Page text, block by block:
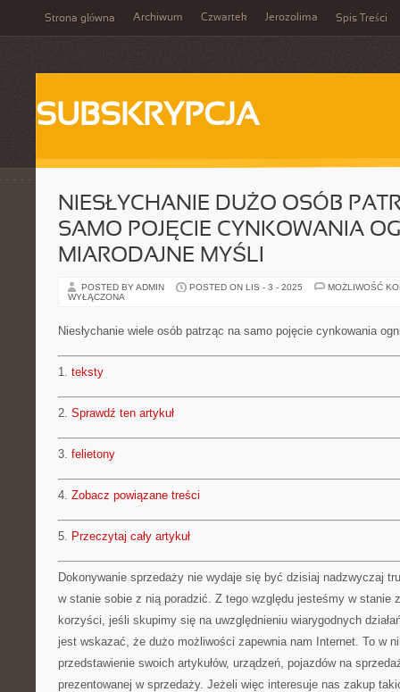
Strona główna Archiwum Czwartek Jerozolima Spis Treści
SUBSKRYPCJA
NIESŁYCHANIE DUŻO OSÓB
SAMO POJĘCIE CYNKOWANIA
MIARODAJNE MYŚLI
POSTED BY ADMIN POSTED ON LIS - 3 - 2025
MOŻLIWOŚĆ
WYŁĄCZONA
Niesłychanie wiele osób patrząc na samo pojęcie cynkowania
1. teksty
2. Sprawdź ten artykuł
3. felietony
4. Zobacz powiązane treści
5. Przeczytaj cały artykuł
Dokonywanie sprzedaży nie wydaje się być dzisiaj nadzwyczaj
w stanie sobie z nią poradzić. Z tego względu jesteśmy w stanie
korzyści, jeśli skupimy się na uwzględnieniu wiarygodnych
jest wskazać, że dużo możliwości zapewnia nam Internet. To w
przedstawienie swoich artykułów, urządzeń, pojazdów na
prezentowanej w sprzedaży. Jeżeli więc interesuje nas zakup